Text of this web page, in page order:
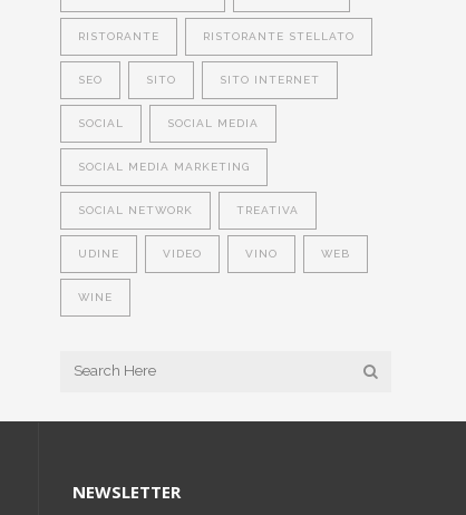
RISTORANTE RISTORANTE STELLATO
SEO SITO SITO INTERNET
SOCIAL SOCIAL MEDIA
SOCIAL MEDIA MARKETING
SOCIAL NETWORK TREATIVA
UDINE VIDEO VINO WEB
WINE
NEWSLETTER